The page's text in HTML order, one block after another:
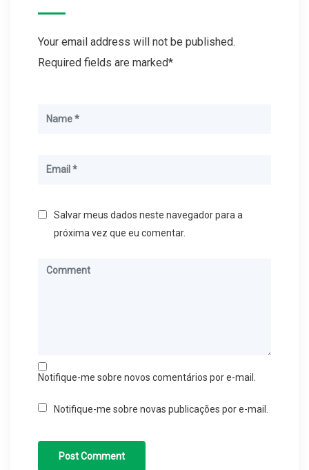
Your email address will not be published.
Required fields are marked*
Salvar meus dados neste navegador para a
próxima vez que eu comentar.
Notifique-me sobre novos comentários por e-mail.
Notifique-me sobre novas publicações por e-mail.